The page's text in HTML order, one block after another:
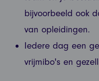
bijvoorbeeld ook
van opleidingen.
Iedere dag een
vrijmibo's en